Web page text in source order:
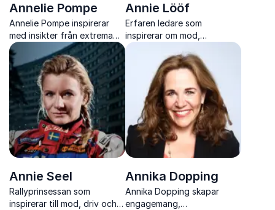
Annelie Pompe
Annelie Pompe inspirerar
med insikter från extrema
äventyr till
vardagsutmaningar. Hon
visar hur mental styrka och
rätt inställning kan leda till
förändring.
Annie Lööf
Erfaren ledare som
inspirerar om mod,
förändring och
värderingsstyrt ledarskap
Annie Seel
Rallyprinsessan som
inspirerar till mod, driv och
Annika Dopping
Annika Dopping skapar
engagemang,